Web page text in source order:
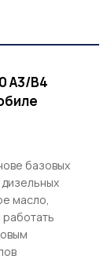
A3/B4
базовых
масло,